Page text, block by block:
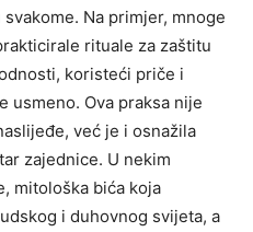
Na primjer, mnoge
rituale za zaštitu
koristeći priče i
usmeno. Ova praksa nije
već je i osnažila
zajednice. U nekim
mitološka bića koja
i duhovnog svijeta, a